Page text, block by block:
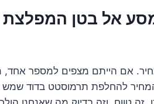
מסע אל בטן
אם הייתם מצפים למספר אחד,
להחלפת תרמוסטט בדוד שמש